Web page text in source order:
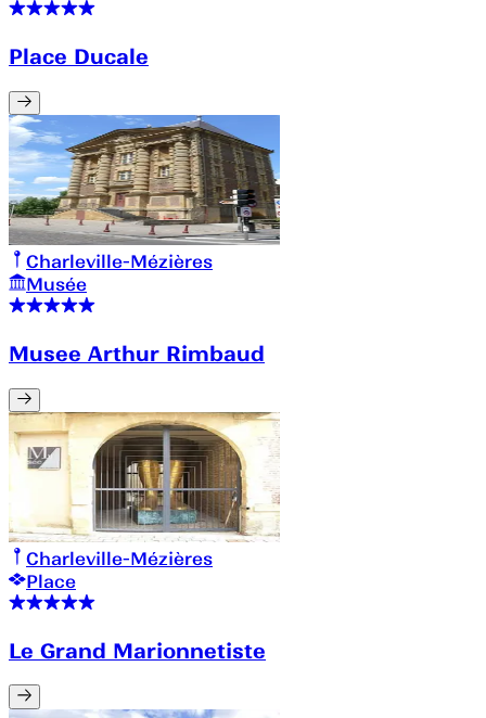
Place Ducale
Charleville-Mézières
Musée
Musee Arthur Rimbaud
Charleville-Mézières
Place
Le Grand Marionnetiste